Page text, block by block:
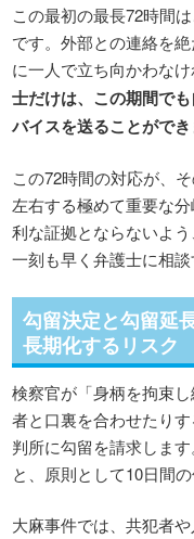
この最初の最長72時間
です。外部との連絡を
に一人で立ち向かわな
士だけは、この期間で
バイスを送ることができ
この72時間の対応が、
左右する極めて重要な
利な証拠とならないよ
一刻も早く弁護士に相談
勾留決定と勾留延
長期化するリスク
検察官が「身柄を拘束
者と口裏を合わせたり
判所に勾留を請求しま
と、原則として10日間
大麻事件では、共犯者